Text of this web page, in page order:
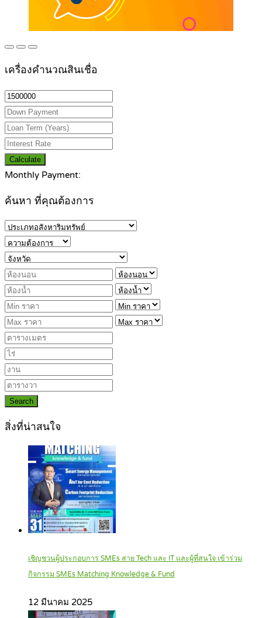
เครื่องคำนวณสินเชื่อ
Calculate
Monthly Payment:
ค้นหา ที่คุณต้องการ
Search
สิ่งที่น่าสนใจ
เชิญชวนผู้ประกอบการ SMEs สาย Tech และ IT และผู้ที่สนใจ เข้าร่วม
กิจกรรม SMEs Matching Knowledge & Fund
12 มีนาคม 2025